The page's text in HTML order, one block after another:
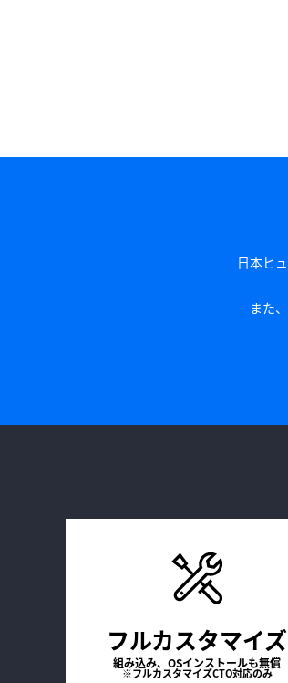
日本ヒ
また
フルカスタマイズ
組み込み、OSインストールも無償
※フルカスタマイズCTO対応のみ